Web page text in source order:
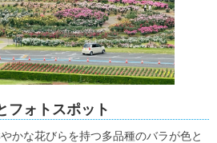
フォトスポット
かな花びらを持つ多品種のバラが色と